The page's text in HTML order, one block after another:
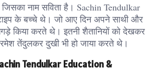
नाम सविता है। Sachin Tendulkar
के बच्चे थे। जो आए दिन अपने साथी और
किया करते थे। इतनी शैतानियों को देखकर
तेंदुलकर दुखी भी हो जाया करते थे।
Tendulkar Education &